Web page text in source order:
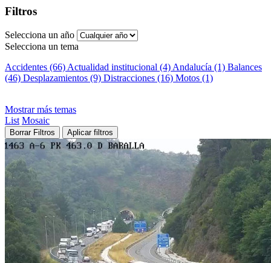
Filtros
Selecciona un año
Selecciona un tema
Accidentes (66) Actualidad institucional (4) Andalucía (1) Balances
(46) Desplazamientos (9) Distracciones (16) Motos (1)
Mostrar más temas
List Mosaic
Borrar Filtros Aplicar filtros